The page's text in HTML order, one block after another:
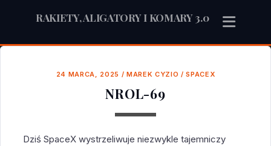
RAKIETY, ALIGATORY I KOMARY 3.0
24 MARCA, 2025 / MAREK CYZIO /SPACEX
NROL-69
Dziś SpaceX wystrzeliwuje niezwykle tajemniczy